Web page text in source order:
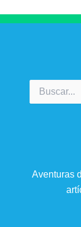
por:
Aventuras